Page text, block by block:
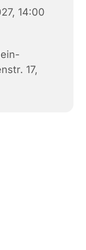
14:00
17,